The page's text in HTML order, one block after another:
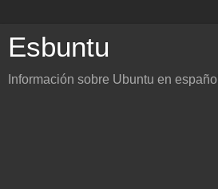
Esbuntu
Información sobre Ubuntu en español